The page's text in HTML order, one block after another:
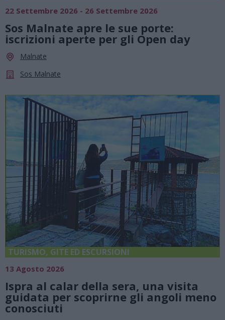
22 Settembre 2026 - 26 Settembre 2026
Sos Malnate apre le sue porte:
iscrizioni aperte per gli Open day
Malnate
Sos Malnate
TURISMO, GITE ED ESCURSIONI
13 Agosto 2026
Ispra al calar della sera, una visita
guidata per scoprirne gli angoli meno
conosciuti